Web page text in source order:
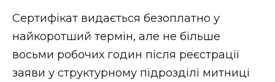
Сертифікат видається безоплатно у
найкоротший термін, але не більше
восьми робочих годин після реєстрації
заяви у структурному підрозділі митниці